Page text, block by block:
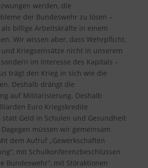
werden, die
der Bundeswehr zu lösen –
billige Arbeitskräfte in einem
Wir wissen aber, dass Wehrpflicht,
Kriegseinsätze nicht in unserem
im Interesse des Kapitals –
trägt den Krieg in sich wie die
Deshalb drängt die
auf Militarisierung. Deshalb
Euro Kriegskredite
statt Geld in Schulen und Gesundheit
müssen wir gemeinsam
dem Aufruf „Gewerkschaften
mit Schulkonferenzbeschlüssen
Bundeswehr“, mit Störaktionen